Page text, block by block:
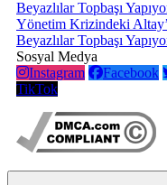
Yönetim Krizindeki
Beyazlılar Topbaşı
Sosyal Medya
Instagram
Facebook
TikTok